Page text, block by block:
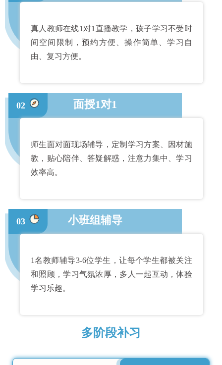
真人教师在线1对1直播教学，孩子学习不受时
间空间限制，预约方便、操作简单、学习自
由、复习方便。
02 面授1对1
师生面对面现场辅导，定制学习方案、因材施
教，贴心陪伴、答疑解惑，注意力集中、学习
效率高。
03 小班组辅导
1名教师辅导3-6位学生，让每个学生都被关注
和照顾，学习气氛浓厚，多人一起互动，体验
学习乐趣。
多阶段补习